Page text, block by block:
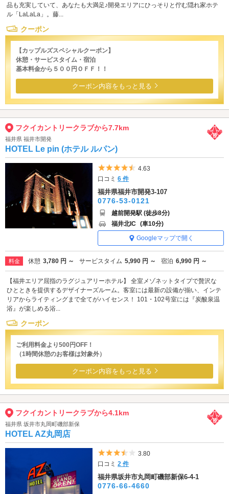
品も充実していて、あなたも大満足♪開発エリアにひっそりと佇む隠れ家ホテ
ル「LaLaLa」。藤...
クーポン
【カップルズスペシャルクーポン】
休憩・サービスタイム・宿泊
基本料金から５００円ＯＦＦ！！
クーポン内容をもっと見る
フクイカントリークラブから7.7km
福井県 福井市開発
HOTEL Le pin (ホテル ルパン)
5つ星のうち4.5
4.63
口コミ6 件
福井県福井市開発3-107
0776-53-0121
越前開発駅 (徒歩8分)
福井北IC (車10分)
Googleマップで開く
料金 休憩 3,780 円 ～ サービスタイム 5,990 円 ～ 宿泊 6,990 円 ～
【福井エリア屈指のラグジュアリーホテル】 全室メゾネットタイプで贅沢な
ひとときを提供するデザイナーズルーム。客室には最新の設備が揃い、インテ
リアからライティングまで全てがハイセンス！ 101・102号室には『炭酸泉温
浴』が楽しめる浴...
クーポン
ご利用料金より500円OFF！
（1時間休憩のお客様は対象外）
クーポン内容をもっと見る
フクイカントリークラブから4.1km
福井県 坂井市丸岡町磯部新保
HOTEL AZ丸岡店
5つ星のうち3.5
3.80
口コミ2 件
福井県坂井市丸岡町磯部新保6-4-1
0776-66-4660